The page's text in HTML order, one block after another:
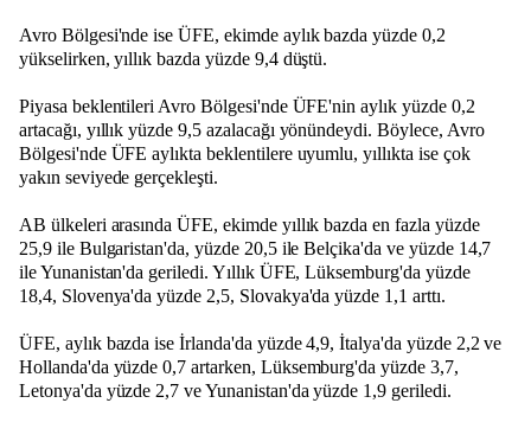
Avro Bölgesi'nde ise ÜFE, ekimde aylık bazda yüzde 0,2
yükselirken, yıllık bazda yüzde 9,4 düştü.
Piyasa beklentileri Avro Bölgesi'nde ÜFE'nin aylık yüzde 0,2
artacağı, yıllık yüzde 9,5 azalacağı yönündeydi. Böylece, Avro
Bölgesi'nde ÜFE aylıkta beklentilere uyumlu, yıllıkta ise çok
yakın seviyede gerçekleşti.
AB ülkeleri arasında ÜFE, ekimde yıllık bazda en fazla yüzde
25,9 ile Bulgaristan'da, yüzde 20,5 ile Belçika'da ve yüzde 14,7
ile Yunanistan'da geriledi. Yıllık ÜFE, Lüksemburg'da yüzde
18,4, Slovenya'da yüzde 2,5, Slovakya'da yüzde 1,1 arttı.
ÜFE, aylık bazda ise İrlanda'da yüzde 4,9, İtalya'da yüzde 2,2 ve
Hollanda'da yüzde 0,7 artarken, Lüksemburg'da yüzde 3,7,
Letonya'da yüzde 2,7 ve Yunanistan'da yüzde 1,9 geriledi.